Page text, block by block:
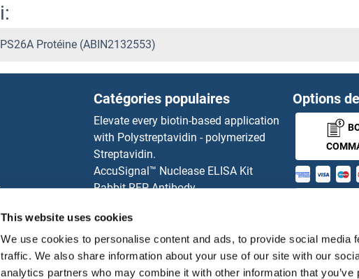
This website uses cookies
We use cookies to personalise content and ads, to provide social media
traffic. We also share information about your use of our site with our
analytics partners who may combine it with other information that you’ve
Protéine (ABIN2132553)
Catégories populaires
Elevate every biotin-based application
with Polystreptavidin - polymerized
Streptavidin.
AccuSignal™ Nuclease ELISA Kit
Rabbit RFP Antibody
ELISA Kits
antibodies online purchase process
Nos distributeurs
Options